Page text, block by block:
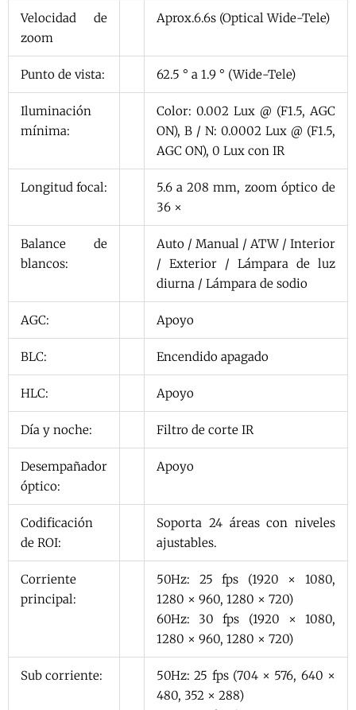
Velocidad de
zoom
Aprox.6.6s (Optical Wide-Tele)
Punto de vista: 62.5 ° a 1.9 ° (Wide-Tele)
Iluminación
mínima:
Color: 0.002 Lux @ (F1.5, AGC
ON), B / N: 0.0002 Lux @ (F1.5,
AGC ON), 0 Lux con IR
Longitud focal:
5.6 a 208 mm, zoom óptico de
36 ×
Balance de
blancos:
Auto / Manual / ATW / Interior
/ Exterior / Lámpara de luz
diurna / Lámpara de sodio
AGC: Apoyo
BLC: Encendido apagado
HLC: Apoyo
Día y noche: Filtro de corte IR
Desempañador
óptico:
Apoyo
Codificación
de ROI:
Soporta 24 áreas con niveles
ajustables.
Corriente
principal:
50Hz: 25 fps (1920 × 1080,
1280 × 960, 1280 × 720)
60Hz: 30 fps (1920 × 1080,
1280 × 960, 1280 × 720)
Sub corriente:
50Hz: 25 fps (704 × 576, 640 ×
480, 352 × 288)